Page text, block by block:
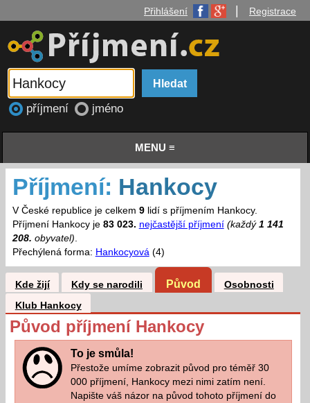
Přihlášení Registrace
příjmení jméno
MENU ≡
Příjmení: Hankocy
V České republice je celkem 9lidí s příjmením Hankocy.
Příjmení Hankocy je 83 023. nejčastější příjmení (každý 1 141
208. obyvatel).
Přechýlená forma: Hankocyová(4)
Kde žijí Kdy se narodili Původ
Osobnosti
Klub Hankocy
Původ příjmení Hankocy
To je smůla!
Přestože umíme zobrazit původ pro téměř 30
000 příjmení, Hankocy mezi nimi zatím není.
Napište váš názor na původ tohoto příjmení do